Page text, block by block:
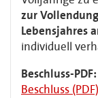
zur
Lebensjahres
individuell
Beschluss-PDF:
Beschluss (PDF)